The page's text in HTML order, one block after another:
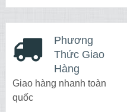
Phương
Thức Giao
Hàng
Giao hàng nhanh toàn
quốc